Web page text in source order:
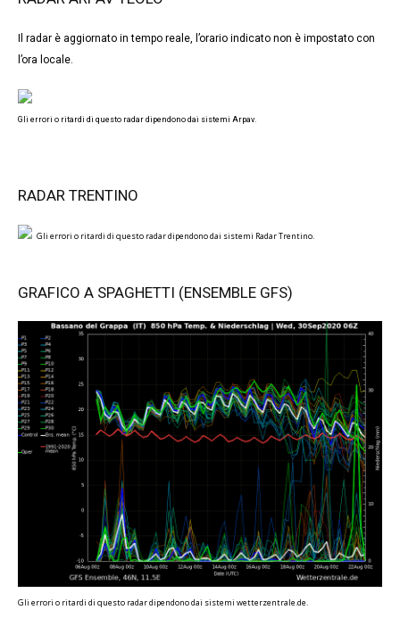
Il radar è aggiornato in tempo reale, l’orario indicato non è impostato con
l’ora locale.
Gli errori o ritardi di questo radar dipendono dai sistemi Arpav.
RADAR TRENTINO
Gli errori o ritardi di questo radar dipendono dai sistemi Radar Trentino.
GRAFICO A SPAGHETTI (ENSEMBLE GFS)
Gli errori o ritardi di questo radar dipendono dai sistemi wetterzentrale.de.